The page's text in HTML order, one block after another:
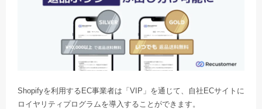
Shopifyを利用するEC事業者は「VIP」を通じて、自社ECサイトに
ロイヤリティプログラムを導入することができます。